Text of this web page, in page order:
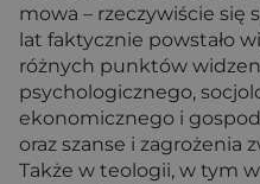
mowa – rzeczywiście się
lat faktycznie powstało
różnych punktów
psychologicznego,
ekonomicznego i
oraz szanse i zagrożenia
Także w teologii, w tym